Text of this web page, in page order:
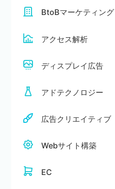
BtoBマーケティング
アクセス解析
ディスプレイ広告
アドテクノロジー
広告クリエイティブ
Webサイト構築
EC